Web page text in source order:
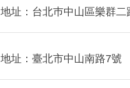
地址：台北巿中山區樂群二
地址：臺北市中山南路7號